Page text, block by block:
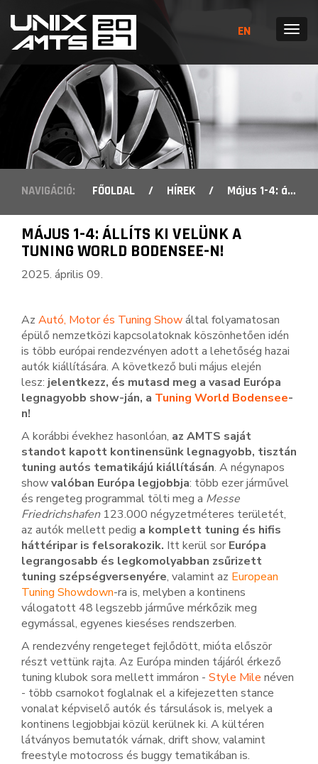
EN MENÜ
NAVIGÁCIÓ: FŐOLDAL / HÍREK / Május 1-4: állíts ki velünk a Tuning World Bodensee-n!
MÁJUS 1-4: ÁLLÍTS KI VELÜNK A
TUNING WORLD BODENSEE-N!
2025. április 09.
Az Autó, Motor és Tuning Showáltal folyamatosan
épülő nemzetközi kapcsolatoknak köszönhetően idén
is több európai rendezvényen adott a lehetőség hazai
autók kiállítására. A következő buli május elején
lesz: jelentkezz, és mutasd meg a vasad Európa
legnagyobb show-ján, a Tuning World Bodensee-
n!
A korábbi évekhez hasonlóan, az AMTS saját
standot kapott kontinensünk legnagyobb, tisztán
tuning autós tematikájú kiállításán. A négynapos
showvalóban Európa legjobbja: több ezer járművel
és rengeteg programmal tölti meg a Messe
Friedrichshafen123.000 négyzetméteres területét,
az autók mellett pedig a komplett tuning és hifis
háttéripar is felsorakozik. Itt kerül sor Európa
legrangosabb és legkomolyabban zsűrizett
tuning szépségversenyére, valamint az European
Tuning Showdown-ra is, melyben a kontinens
válogatott 48 legszebb járműve mérkőzik meg
egymással, egyenes kieséses rendszerben.
A rendezvény rengeteget fejlődött, mióta először
részt vettünk rajta. Az Európa minden tájáról érkező
tuning klubok sora mellett immáron - Style Mile néven
- több csarnokot foglalnak el a kifejezetten stance
vonalat képviselő autók és társulások is, melyek a
kontinens legjobbjai közül kerülnek ki. A kültéren
látványos bemutatók várnak, drift show, valamint
freestyle motocross és buggy tematikában is.